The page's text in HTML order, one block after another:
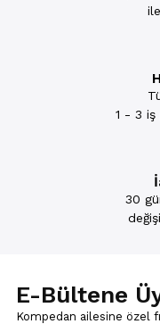
1 - 3 iş
30
E-Bültene
Kompedan ailesine özel